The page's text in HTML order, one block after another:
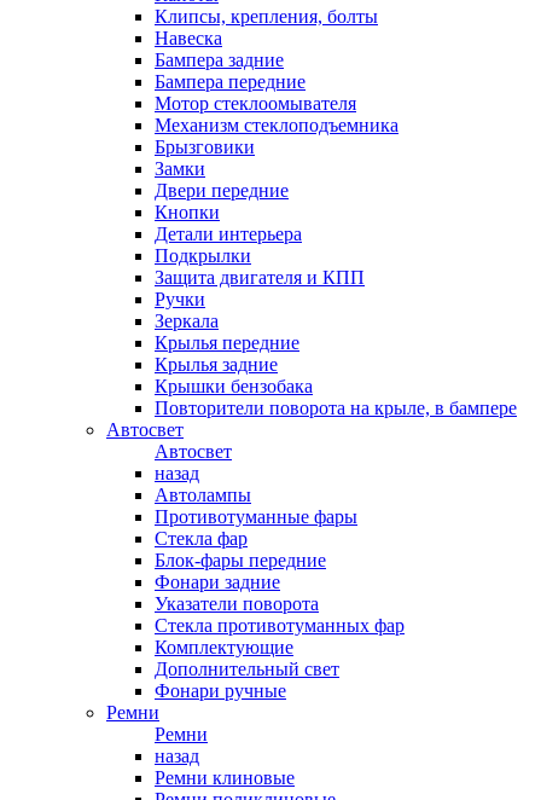
Клипсы, крепления, болты
Навеска
Бампера задние
Бампера передние
Мотор стеклоомывателя
Механизм стеклоподъемника
Брызговики
Замки
Двери передние
Кнопки
Детали интерьера
Подкрылки
Защита двигателя и КПП
Ручки
Зеркала
Крылья передние
Крылья задние
Крышки бензобака
Повторители поворота на крыле, в бампере
Автосвет
Автосвет
назад
Автолампы
Противотуманные фары
Стекла фар
Блок-фары передние
Фонари задние
Указатели поворота
Стекла противотуманных фар
Комплектующие
Дополнительный свет
Фонари ручные
Ремни
Ремни
назад
Ремни клиновые